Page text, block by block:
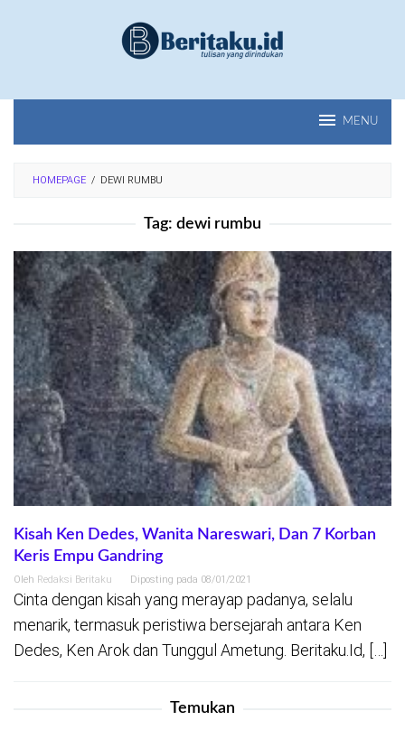
MENU
HOMEPAGE / DEWI RUMBU
Tag: dewi rumbu
Kisah Ken Dedes, Wanita Nareswari, Dan 7 Korban
Keris Empu Gandring
Oleh Redaksi Beritaku Diposting pada 08/01/2021
Cinta dengan kisah yang merayap padanya, selalu
menarik, termasuk peristiwa bersejarah antara Ken
Dedes, Ken Arok dan Tunggul Ametung. Beritaku.Id, […]
Temukan